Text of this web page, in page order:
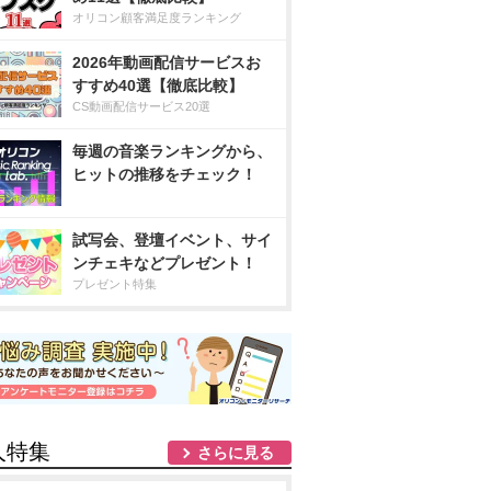
オリコン顧客満足度ランキング
2026年動画配信サービスお
すすめ40選【徹底比較】
CS動画配信サービス20選
毎週の音楽ランキングから、
ヒットの推移をチェック！
試写会、登壇イベント、サイ
ンチェキなどプレゼント！
プレゼント特集
特集 さらに見る